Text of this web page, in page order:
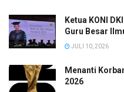
Ketua KONI
Guru Besar
JULI 10, 2026
Menanti
2026